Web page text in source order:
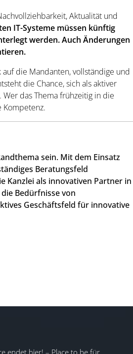
Aktualität und
IT-Systeme müssen künftig
werden. Auch Änderungen
die Mandanten, vollständige und
die Chance, sich als aktiver
das Thema frühzeitig in die
sein. Mit dem Einsatz
Beratungsfeld
Kanzlei als innovativen Partner in
Bedürfnisse von
Geschäftsfeld für innovative
endet hier! – Place to be für